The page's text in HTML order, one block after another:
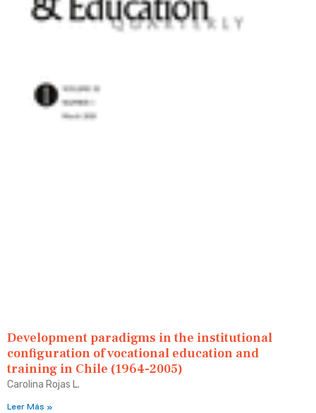
Development paradigms in the institutional
configuration of vocational education and
training in Chile (1964-2005)
Carolina Rojas L.
Leer Más »